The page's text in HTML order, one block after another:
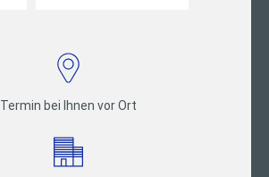
Termin bei Ihnen vor Ort